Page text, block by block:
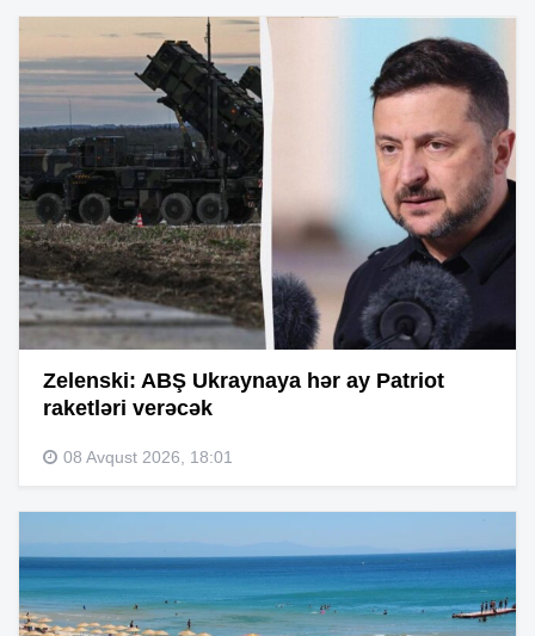
Zelenski: ABŞ Ukraynaya hər ay Patriot
raketləri verəcək
08 Avqust 2026, 18:01